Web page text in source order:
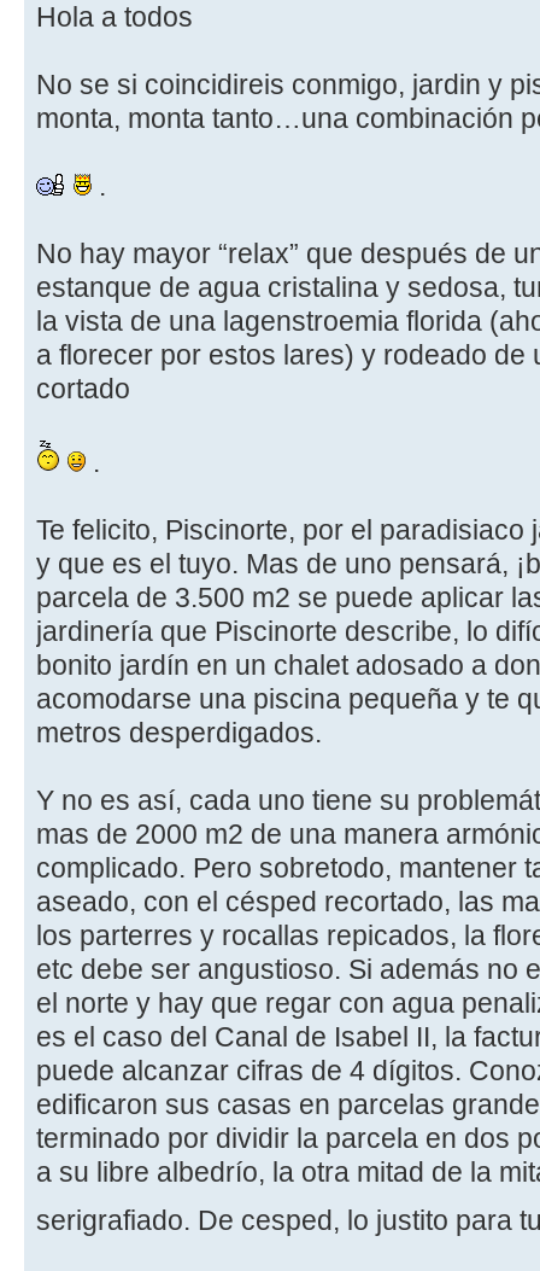
Hola a todos
No se si coincidireis conmigo, jardin y
monta, monta tanto…una combinación
.
No hay mayor “relax” que después de
estanque de agua cristalina y sedosa,
la vista de una lagenstroemia florida
a florecer por estos lares) y rodeado de
cortado
.
Te felicito, Piscinorte, por el
y que es el tuyo. Mas de uno pensará,
parcela de 3.500 m2 se puede aplicar
jardinería que Piscinorte describe, lo
bonito jardín en un chalet adosado a
acomodarse una piscina pequeña y te
metros desperdigados.
Y no es así, cada uno tiene su
mas de 2000 m2 de una manera
complicado. Pero sobretodo, mantener
aseado, con el césped recortado, las
los parterres y rocallas repicados, la
etc debe ser angustioso. Si además no
el norte y hay que regar con agua
es el caso del Canal de Isabel II, la
puede alcanzar cifras de 4 dígitos.
edificaron sus casas en parcelas
terminado por dividir la parcela en dos
a su libre albedrío, la otra mitad de la
serigrafiado. De cesped, lo justito para